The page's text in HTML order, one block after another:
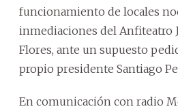
funcionamiento de locales
inmediaciones del Anfiteatro
Flores, ante un supuesto
propio presidente Santiago
En comunicación con radio